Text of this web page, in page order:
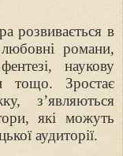
розвивається в
романи,
наукову
тощо. Зростає
з’являються
які можуть
аудиторії.